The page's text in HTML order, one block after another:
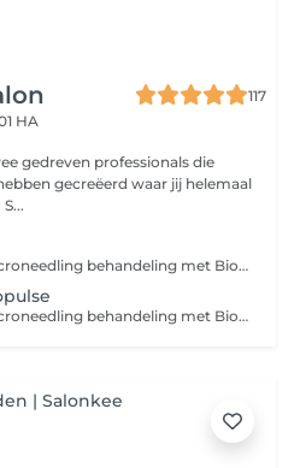
117
HA
gedreven professionals die
gecreëerd waar jij helemaal
in de watten wordt gelegd. S...
De combinatie van een microneedling behandeling met Biopulse biedt krachtige voordelen voor je huid: 1. Verbeterde collageenproductie: Microneedling stimuleert de aanmaak van collageen, terwijl Biopulse de huid beter doorbloedt en de cellen diepere herstelprocessen activeert. 2. Diepe hydratatie: Biopulse zorgt ervoor dat actieve werkstoffen, zoals serums, beter in de huid kunnen doordringen, waardoor de huid intensief gehydrateerd wordt. 3. Sneller herstel: De Biopulse behandeling versnelt het herstelproces van de huid na microneedling, waardoor de resultaten sneller zichtbaar zijn. 4. Verbeterde huidtextuur en teint: Deze combinatie vermindert fijne lijntjes, vergroot de stevigheid van de huid en zorgt voor een stralende, egalere teint. Door microneedling te combineren met Biopulse haal je het maximale uit je behandeling voor een gezondere, stralende huid!
De combinatie van een microneedling behandeling met Biopulse biedt krachtige voordelen voor je huid: 1. Verbeterde collageenproductie: Microneedling stimuleert de aanmaak van collageen, terwijl Biopulse de huid beter doorbloedt en de cellen diepere herstelprocessen activeert. 2. Diepe hydratatie: Biopulse zorgt ervoor dat actieve werkstoffen, zoals serums, beter in de huid kunnen doordringen, waardoor de huid intensief gehydrateerd wordt. 3. Sneller herstel: De Biopulse behandeling versnelt het herstelproces van de huid na microneedling, waardoor de resultaten sneller zichtbaar zijn. 4. Verbeterde huidtextuur en teint: Deze combinatie vermindert fijne lijntjes, vergroot de stevigheid van de huid en zorgt voor een stralende, egalere teint. Door microneedling te combineren met Biopulse haal je het maximale uit je behandeling voor een gezondere, stralende huid!